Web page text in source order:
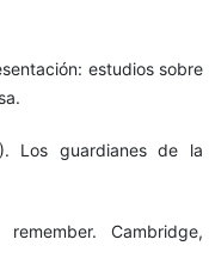
estudios sobre
Los guardianes de la
Cambridge,